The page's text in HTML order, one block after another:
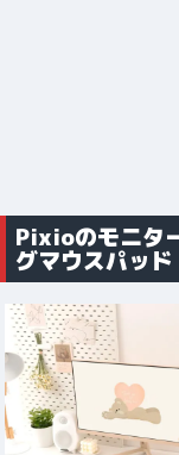
Pixioのモニタ
グマウスパッ